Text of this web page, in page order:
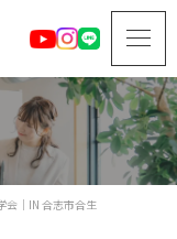
会｜IN 合志市合生